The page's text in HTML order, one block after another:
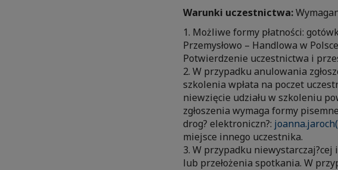
Warunki uczestnictwa:
1. Możliwe formy płatności:
Przemysłowo – Handlowa w
Potwierdzenie uczestnictwa i
2. W przypadku anulowania
szkolenia wpłata na poczet
niewzięcie udziału w szkoleniu
zgłoszenia wymaga formy
drog? elektroniczn?:
miejsce innego uczestnika.
3. W przypadku niewystarczaj?cej
lub przełożenia spotkania. W